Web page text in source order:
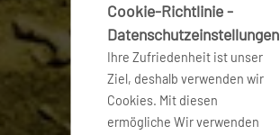
Cookie-Richtlinie -
Datenschutzeinstellungen
Ihre Zufriedenheit ist unser
Ziel, deshalb verwenden wir
Cookies. Mit diesen
ermögliche Wir verwenden